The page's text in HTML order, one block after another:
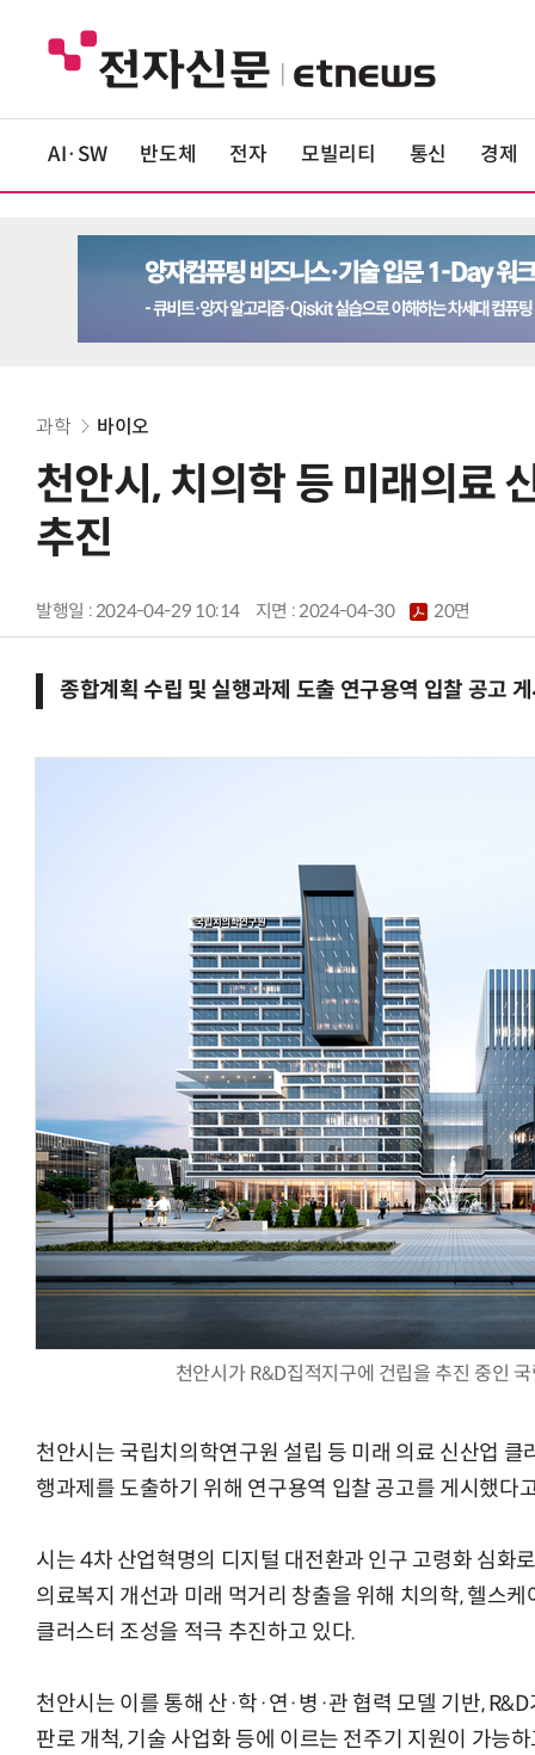
AI·SW 반도체 전자 모빌리티 통신 경제
과학 바이오
천안시, 치의학 등 미래의료
추진
발행일 : 2024-04-29 10:14 지면 :2024-04-30 20면
종합계획 수립 및 실행과제 도출 연구용역 입찰 공고
천안시가 R&D집적지구에 건립을 추진 중인
천안시는 국립치의학연구원 설립 등 미래 의료 신산업
행과제를 도출하기 위해 연구용역 입찰 공고를 게시했다
시는 4차 산업혁명의 디지털 대전환과 인구 고령화 심화
의료복지 개선과 미래 먹거리 창출을 위해 치의학, 헬스
클러스터 조성을 적극 추진하고 있다.
천안시는 이를 통해 산·학·연·병·관 협력 모델 기반,
판로 개척, 기술 사업화 등에 이르는 전주기 지원이 가능
체계화 된 데이터가 곧 AI 시대의 경쟁력이다 현업에서 바로 쓰는 "하네스 엔